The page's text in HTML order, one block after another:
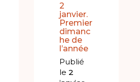
2
janvier.
Premier
dimanc
he de
l’année
Publié
le 2